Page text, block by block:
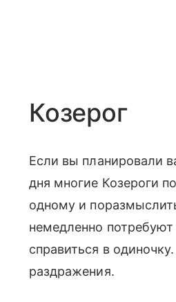
Козерог
Если вы планировали
дня многие Козероги
одному и
немедленно
справиться в
раздражения.